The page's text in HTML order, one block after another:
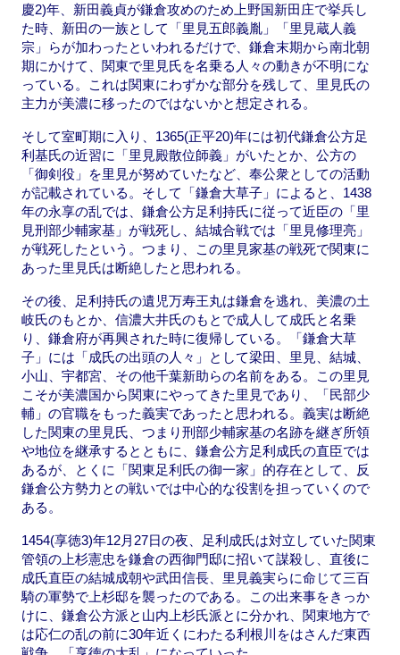
慶2)年、新田義貞が鎌倉攻めのため上野国新田庄で挙兵し
た時、新田の一族として「里見五郎義胤」「里見蔵人義
宗」らが加わったといわれるだけで、鎌倉末期から南北朝
期にかけて、関東で里見氏を名乗る人々の動きが不明にな
っている。これは関東にわずかな部分を残して、里見氏の
主力が美濃に移ったのではないかと想定される。
そして室町期に入り、1365(正平20)年には初代鎌倉公方足
利基氏の近習に「里見殿散位師義」がいたとか、公方の
「御剣役」を里見が努めていたなど、奉公衆としての活動
が記載されている。そして「鎌倉大草子」によると、1438
年の永享の乱では、鎌倉公方足利持氏に従って近臣の「里
見刑部少輔家基」が戦死し、結城合戦では「里見修理亮」
が戦死したという。つまり、この里見家基の戦死で関東に
あった里見氏は断絶したと思われる。
その後、足利持氏の遺児万寿王丸は鎌倉を逃れ、美濃の土
岐氏のもとか、信濃大井氏のもとで成人して成氏と名乗
り、鎌倉府が再興された時に復帰している。「鎌倉大草
子」には「成氏の出頭の人々」として梁田、里見、結城、
小山、宇都宮、その他千葉新助らの名前をある。この里見
こそが美濃国から関東にやってきた里見であり、「民部少
輔」の官職をもった義実であったと思われる。義実は断絶
した関東の里見氏、つまり刑部少輔家基の名跡を継ぎ所領
や地位を継承するとともに、鎌倉公方足利成氏の直臣では
あるが、とくに「関東足利氏の御一家」的存在として、反
鎌倉公方勢力との戦いでは中心的な役割を担っていくので
ある。
1454(享徳3)年12月27日の夜、足利成氏は対立していた関東
管領の上杉憲忠を鎌倉の西御門邸に招いて謀殺し、直後に
成氏直臣の結城成朝や武田信長、里見義実らに命じて三百
騎の軍勢で上杉邸を襲ったのである。この出来事をきっか
けに、鎌倉公方派と山内上杉氏派とに分かれ、関東地方で
は応仁の乱の前に30年近くにわたる利根川をはさんだ東西